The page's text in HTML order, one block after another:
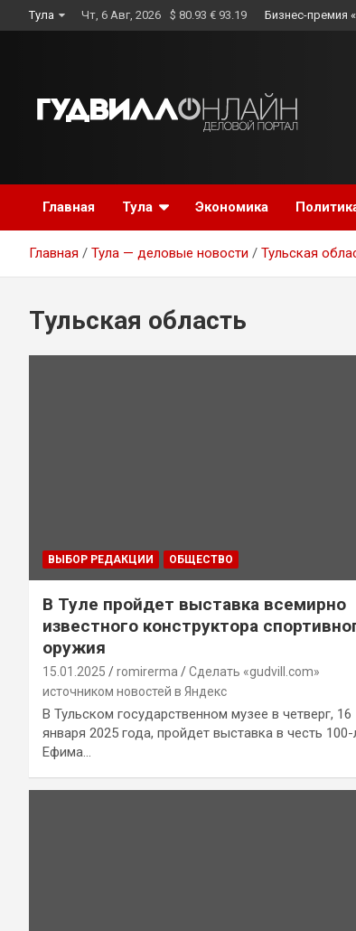
to
Тула Чт, 6 Авг, 2026 $ 80.93 € 93.19 Бизнес-премия
Главная Тула Экономика
Главная Тула — деловые новости Тульская
Тульская область
ВЫБОР РЕДАКЦИИ ОБЩЕСТВО
В Туле пройдет выставка всемирно
известного конструктора
оружия
15.01.2025 romirerma
Сделать «gudvill.com»
источником новостей в Яндекс
В Тульском государственном музее в четверг, 16
января 2025 года, пройдет выставка в честь 100-
Ефима…